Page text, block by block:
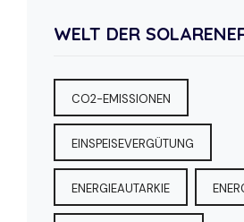
WELT DER
CO2-EMISSIONEN
EINSPEISEVERGÜTUNG
ENERGIEAUTARKIE